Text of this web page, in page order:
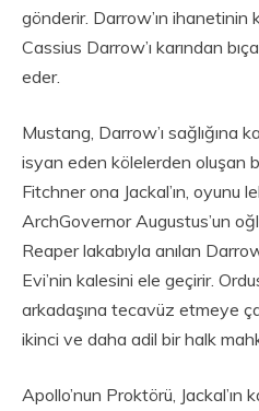
gönderir. Darrow’ın ihanetinin
Cassius Darrow’ı karından
eder.
Mustang, Darrow’ı sağlığına
isyan eden kölelerden oluşan
Fitchner ona Jackal’ın, oyunu
ArchGovernor Augustus’un
Reaper lakabıyla anılan
Evi’nin kalesini ele geçirir.
arkadaşına tecavüz etmeye
ikinci ve daha adil bir halk
Apollo’nun Proktörü, Jackal’ın